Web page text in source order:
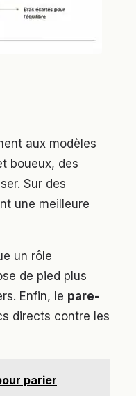
aux modèles
boueux, des
Sur des
une meilleure
un rôle
de pied plus
Enfin, le pare-
directs contre les
parier